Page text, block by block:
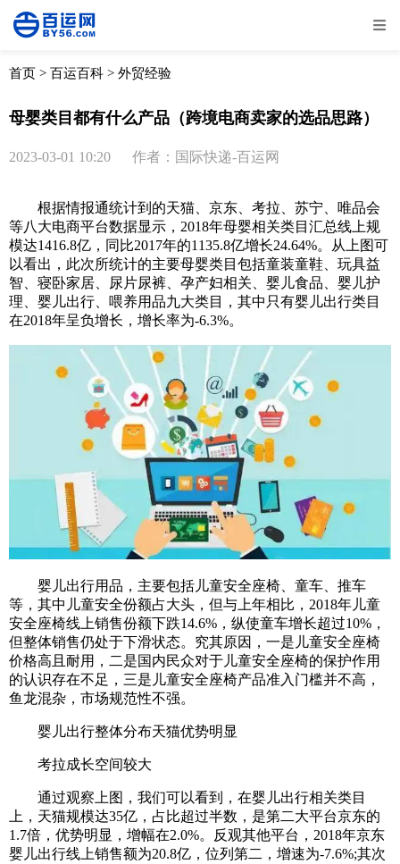
全部 物流资讯
取消 确定
首页 > 百运百科 > 外贸经验
母婴类目都有什么产品（跨境电商卖家的选品思路）
2023-03-01 10:20 作者：国际快递-百运网
根据情报通统计到的天猫、京东、考拉、苏宁、唯品会
等八大电商平台数据显示，2018年母婴相关类目汇总线上规
模达1416.8亿，同比2017年的1135.8亿增长24.64%。从上图可
以看出，此次所统计的主要母婴类目包括童装童鞋、玩具益
智、寝卧家居、尿片尿裤、孕产妇相关、婴儿食品、婴儿护
理、婴儿出行、喂养用品九大类目，其中只有婴儿出行类目
在2018年呈负增长，增长率为-6.3%。
婴儿出行用品，主要包括儿童安全座椅、童车、推车
等，其中儿童安全份额占大头，但与上年相比，2018年儿童
安全座椅线上销售份额下跌14.6%，纵使童车增长超过10%，
但整体销售仍处于下滑状态。究其原因，一是儿童安全座椅
价格高且耐用，二是国内民众对于儿童安全座椅的保护作用
的认识存在不足，三是儿童安全座椅产品准入门槛并不高，
鱼龙混杂，市场规范性不强。
婴儿出行整体分布天猫优势明显
考拉成长空间较大
通过观察上图，我们可以看到，在婴儿出行相关类目
上，天猫规模达35亿，占比超过半数，是第二大平台京东的
1.7倍，优势明显，增幅在2.0%。反观其他平台，2018年京东
婴儿出行线上销售额为20.8亿，位列第二，增速为-7.6%;其次